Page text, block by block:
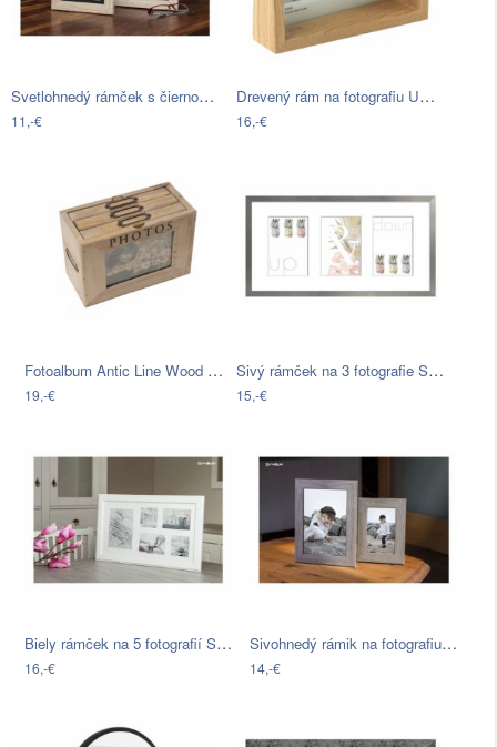
Svetlohnedý rámček s čiernou paspartou…
11,-€
Drevený rám na fotografiu Umbra Edge,…
16,-€
Fotoalbum Antic Line Wood Photos
19,-€
Sivý rámček na 3 fotografie Styler…
15,-€
Biely rámček na 5 fotografií Styler…
16,-€
Sivohnedý rámik na fotografiu Styler…
14,-€